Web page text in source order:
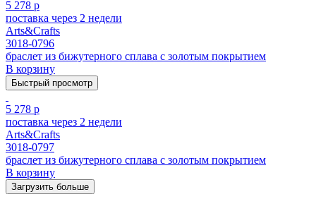
5 278 р
поставка через 2 недели
Arts&Crafts
3018-0796
браслет из бижутерного сплава с золотым покрытием
В корзину
Быстрый просмотр
5 278 р
поставка через 2 недели
Arts&Crafts
3018-0797
браслет из бижутерного сплава с золотым покрытием
В корзину
Загрузить больше